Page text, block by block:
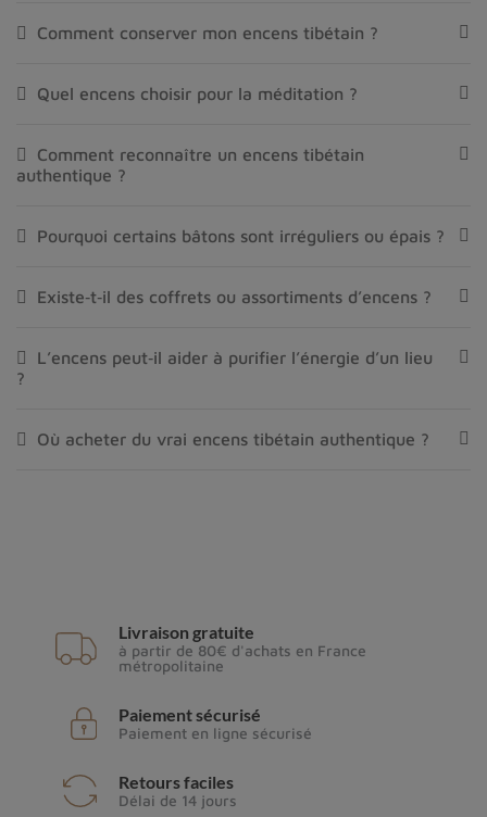
Comment conserver mon encens tibétain ?
Quel encens choisir pour la méditation ?
Comment reconnaître un encens tibétain
authentique ?
Pourquoi certains bâtons sont irréguliers ou épais ?
Existe‑t‑il des coffrets ou assortiments d’encens ?
L’encens peut‑il aider à purifier l’énergie d’un lieu
?
Où acheter du vrai encens tibétain authentique ?
Livraison gratuite
à partir de 80€ d'achats en France
métropolitaine
Paiement sécurisé
Paiement en ligne sécurisé
Retours faciles
Délai de 14 jours